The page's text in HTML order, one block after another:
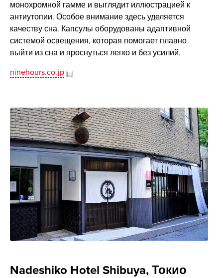
монохромной гамме и выглядит иллюстрацией к
антиутопии. Особое внимание здесь уделяется
качеству сна. Капсулы оборудованы адаптивной
системой освещения, которая помогает плавно
выйти из сна и проснуться легко и без усилий.
ninehours.co.jp
Nadeshiko Hotel Shibuya, Токио